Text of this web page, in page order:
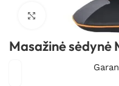
Spustelėkite, kad
Masažinė sėdynė